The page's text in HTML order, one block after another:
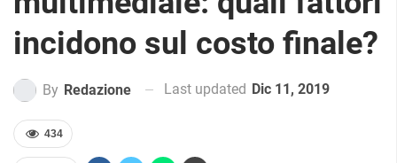
incidono sul costo finale?
By Redazione Last updated Dic 11, 2019
434